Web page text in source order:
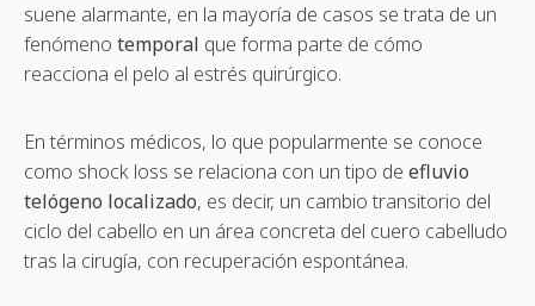
suene alarmante, en la mayoría de casos se trata de un
fenómeno temporal que forma parte de cómo
reacciona el pelo al estrés quirúrgico.
En términos médicos, lo que popularmente se conoce
como shock loss se relaciona con un tipo de efluvio
telógeno localizado, es decir, un cambio transitorio del
ciclo del cabello en un área concreta del cuero cabelludo
tras la cirugía, con recuperación espontánea.